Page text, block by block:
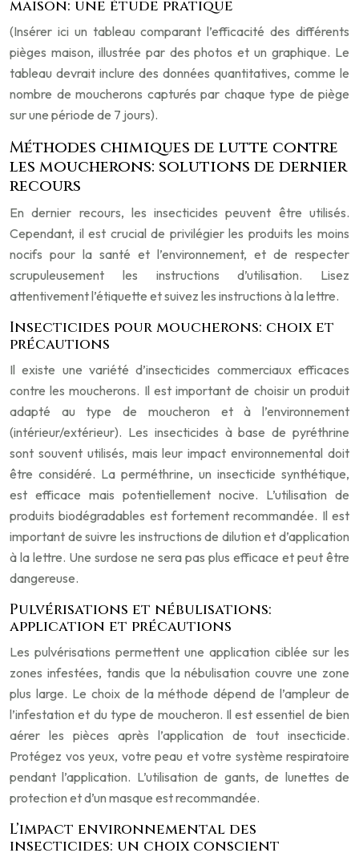
maison: une étude pratique
(Insérer ici un tableau comparant l’efficacité des différents
pièges maison, illustrée par des photos et un graphique. Le
tableau devrait inclure des données quantitatives, comme le
nombre de moucherons capturés par chaque type de piège
sur une période de 7 jours).
Méthodes chimiques de lutte contre
les moucherons: solutions de dernier
recours
En dernier recours, les insecticides peuvent être utilisés.
Cependant, il est crucial de privilégier les produits les moins
nocifs pour la santé et l’environnement, et de respecter
scrupuleusement les instructions d’utilisation. Lisez
attentivement l’étiquette et suivez les instructions à la lettre.
Insecticides pour moucherons: choix et
précautions
Il existe une variété d’insecticides commerciaux efficaces
contre les moucherons. Il est important de choisir un produit
adapté au type de moucheron et à l’environnement
(intérieur/extérieur). Les insecticides à base de pyréthrine
sont souvent utilisés, mais leur impact environnemental doit
être considéré. La perméthrine, un insecticide synthétique,
est efficace mais potentiellement nocive. L’utilisation de
produits biodégradables est fortement recommandée. Il est
important de suivre les instructions de dilution et d’application
à la lettre. Une surdose ne sera pas plus efficace et peut être
dangereuse.
Pulvérisations et nébulisations:
application et précautions
Les pulvérisations permettent une application ciblée sur les
zones infestées, tandis que la nébulisation couvre une zone
plus large. Le choix de la méthode dépend de l’ampleur de
l’infestation et du type de moucheron. Il est essentiel de bien
aérer les pièces après l’application de tout insecticide.
Protégez vos yeux, votre peau et votre système respiratoire
pendant l’application. L’utilisation de gants, de lunettes de
protection et d’un masque est recommandée.
L’impact environnemental des
insecticides: un choix conscient